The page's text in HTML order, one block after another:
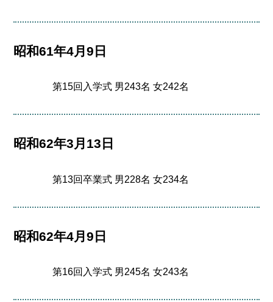
昭和61年4月9日
第15回入学式 男243名 女242名
昭和62年3月13日
第13回卒業式 男228名 女234名
昭和62年4月9日
第16回入学式 男245名 女243名